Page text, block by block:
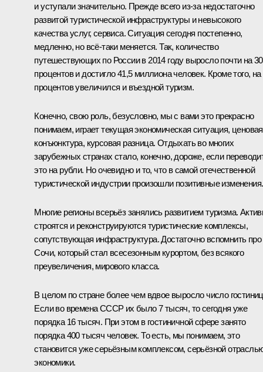
и уступали значительно. Прежде всего из‑за недостаточно
развитой туристической инфраструктуры и невысокого
качества услуг, сервиса. Ситуация сегодня постепенно,
медленно, но всё‑таки меняется. Так, количество
путешествующих по России в 2014 году выросло почти на 30
процентов и достигло 41,5 миллиона человек. Кроме того, на
процентов увеличился и въездной туризм.
Конечно, свою роль, безусловно, мы с вами это прекрасно
понимаем, играет текущая экономическая ситуация, ценовая
конъюнктура, курсовая разница. Отдыхать во многих
зарубежных странах стало, конечно, дороже, если
это на рубли. Но очевидно и то, что в самой отечественной
туристической индустрии произошли позитивные изменения.
Многие регионы всерьёз занялись развитием туризма.
строятся и реконструируются туристические комплексы,
сопутствующая инфраструктура. Достаточно вспомнить про
Сочи, который стал всесезонным курортом, без всякого
преувеличения, мирового класса.
В целом по стране более чем вдвое выросло число
Если во времена СССР их было 7 тысяч, то сегодня уже
порядка 16 тысяч. При этом в гостиничной сфере занято
порядка 400 тысяч человек. То есть, мы понимаем, это
становится уже серьёзным комплексом, серьёзной
экономики.